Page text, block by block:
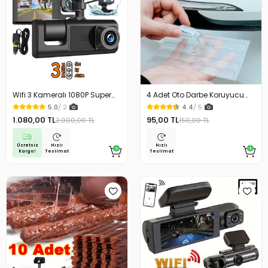
Wifi 3 Kameralı 1080P Super
HD 170 Derece Geniş Açı Gece
Görüş G Sensörlü Araç
Kamerası
5.0/ 2
1.080,00 TL2.000,00 TL
Ücretsiz
Kargo!
Hızlı
Teslimat
4 Adet Oto Darbe Koruyucu
Şeffaf Silikon Kendiliğinden
Yapışkanlı Bantlar
4.4/ 5
95,00 TL150,00 TL
Hızlı
Teslimat